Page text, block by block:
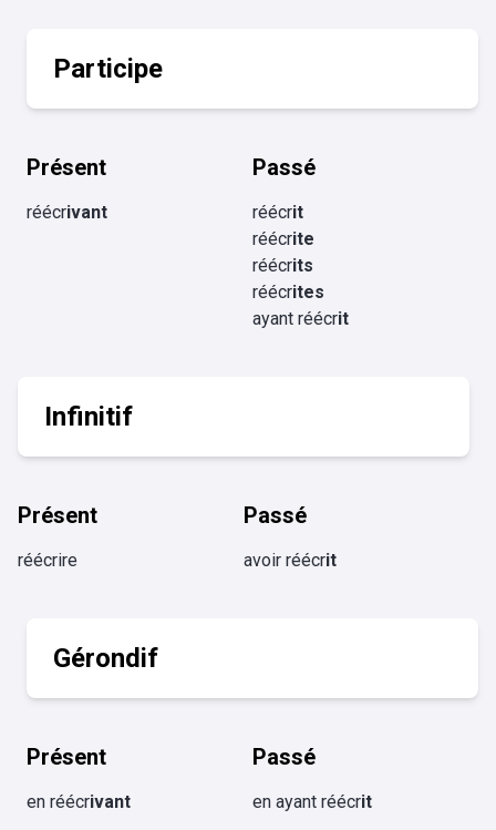
Participe
Présent
réécrivant
Passé
réécrit
réécrite
réécrits
réécrites
ayant réécrit
Infinitif
Présent
réécrire
Passé
avoir réécrit
Gérondif
Présent
en réécrivant
Passé
en ayant réécrit